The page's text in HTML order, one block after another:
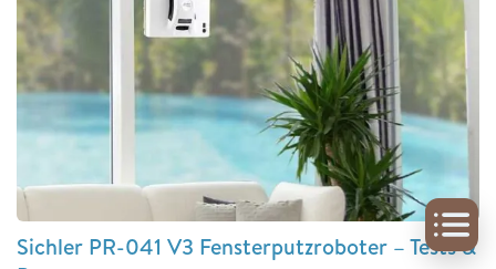
Sichler PR-041 V3 Fensterputzroboter – Tests &